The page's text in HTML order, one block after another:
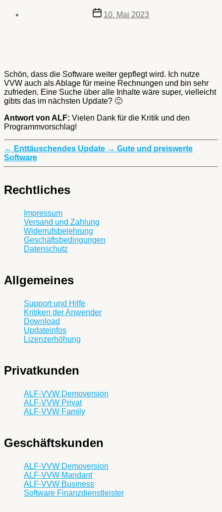
Veröffentlichungsdatum
10. Mai 2023
Schön, dass die Software weiter gepflegt wird. Ich nutze
VVW auch als Ablage für meine Rechnungen und bin sehr
zufrieden. Eine Suche über alle Inhalte wäre super, vielleicht
gibts das im nächsten Update? 🙂
Antwort von ALF: Vielen Dank für die Kritik und den
Programmvorschlag!
← Enttäuschendes Update → Gute und preiswerte
Software
Rechtliches
Impressum
Versand und Zahlung
Widerrufsbelehrung
Geschäftsbedingungen
Datenschutz
Allgemeines
Support und Hilfe
Kritiken der Anwender
Download
Updateinfos
Lizenzerhöhung
Privatkunden
ALF-VVW Demoversion
ALF-VVW Privat
ALF-VVW Family
Geschäftskunden
ALF-VVW Demoversion
ALF-VVW Mandant
ALF-VVW Business
Software Finanzdienstleister